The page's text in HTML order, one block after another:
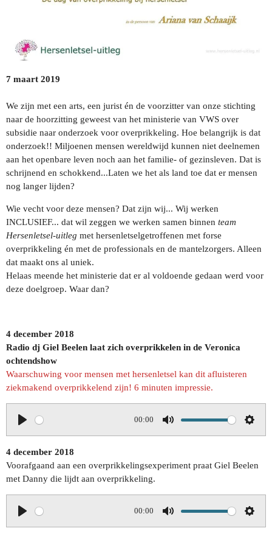
7 maart 2019
We zijn met een arts, een jurist én de voorzitter van onze stichting
naar de hoorzitting geweest van het ministerie van VWS over
subsidie naar onderzoek voor overprikkeling. Hoe belangrijk is dat
onderzoek!! Miljoenen mensen wereldwijd kunnen niet deelnemen
aan het openbare leven noch aan het familie- of gezinsleven. Dat is
schrijnend en schokkend...Laten we het als land toe dat er mensen
nog langer lijden?
Wie vecht voor deze mensen? Dat zijn wij... Wij werken
INCLUSIEF... dat wil zeggen we werken samen binnen team
Hersenletsel-uitleg met hersenletselgetroffenen met forse
overprikkeling én met de professionals en de mantelzorgers. Alleen
dat maakt ons al uniek.
Helaas meende het ministerie dat er al voldoende gedaan werd voor
deze doelgroep. Waar dan?
4 december 2018
Radio dj Giel Beelen laat zich overprikkelen in de Veronica
ochtendshow
Waarschuwing voor mensen met hersenletsel kan dit afluisteren
ziekmakend overprikkelend zijn! 6 minuten impressie.
a
y
00:00
t
t
i
n
4 december 2018
Voorafgaand aan een overprikkelingsexperiment praat Giel Beelen
met Danny die lijdt aan overprikkeling.
00:00